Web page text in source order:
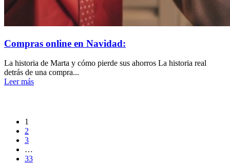
Compras online en Navidad:
La historia de Marta y cómo pierde sus ahorros La historia real
detrás de una compra...
Leer más
1
2
3
…
33